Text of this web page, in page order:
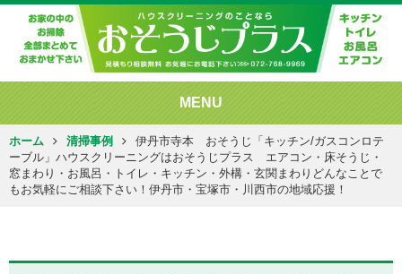
MENU
ホーム 清掃事例
伊丹市寺本 おそうじ「キッチン/ガスコンロテ
ーブル」ハウスクリーニングはおそうじプラス エアコン・床そうじ・
窓まわり・お風呂・トイレ・キッチン・外構・玄関まわりどんなことで
もお気軽にご相談下さい！伊丹市・宝塚市・川西市の地域応援！